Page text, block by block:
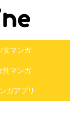
女マンガ
性マンガ
ガアプリ